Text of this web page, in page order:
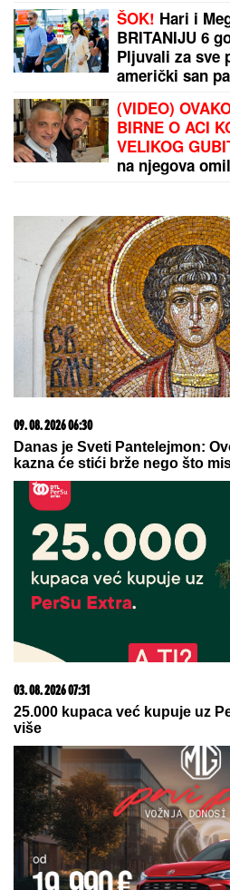
ŠOK! Hari i
BRITANIJU 6
Pljuvali za sve
američki san
sa Čarlsom
preokret
(VIDEO)
BIRNE O ACI
VELIKOG
na njegova
09. 08. 2026 06:30
Danas je Sveti Pantelejmon:
kazna će stići brže nego što
03. 08. 2026 07:31
25.000 kupaca već kupuje uz
više